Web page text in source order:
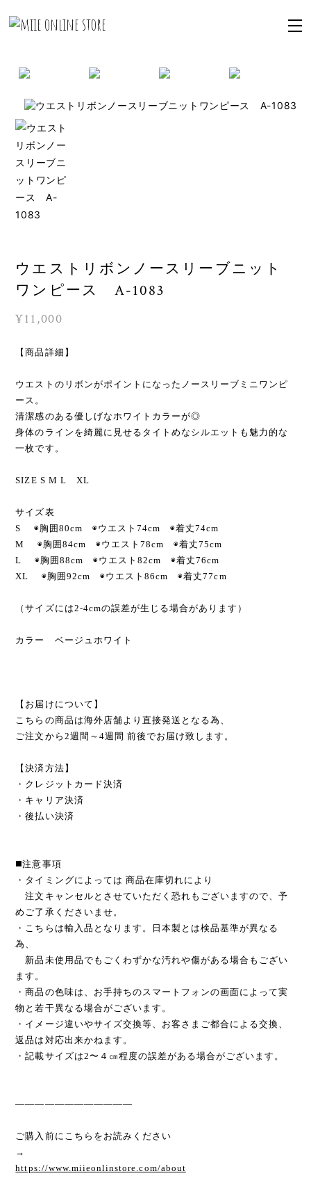
ウエストリボンノースリーブニット
ワンピース A-1083
¥11,000
【商品詳細】
ウエストのリボンがポイントになったノースリーブミニワンピ
ース。
清潔感のある優しげなホワイトカラーが◎
身体のラインを綺麗に見せるタイトめなシルエットも魅力的な
一枚です。
SIZE S M L XL
サイズ表
S ◉胸囲80cm ◉ウエスト74cm ◉着丈74cm
M ◉胸囲84cm ◉ウエスト78cm ◉着丈75cm
L ◉胸囲88cm ◉ウエスト82cm ◉着丈76cm
XL ◉胸囲92cm ◉ウエスト86cm ◉着丈77cm
（サイズには2-4cmの誤差が生じる場合があります）
カラー ベージュホワイト
【お届けについて】
こちらの商品は海外店舗より直接発送となる為、
ご注文から2週間～4週間 前後でお届け致します。
【決済方法】
・クレジットカード決済
・キャリア決済
・後払い決済
◼️注意事項
・タイミングによっては 商品在庫切れにより
注文キャンセルとさせていただく恐れもございますので、予
めご了承くださいませ。
・こちらは輸入品となります。日本製とは検品基準が異なる
為、
新品未使用品でもごくわずかな汚れや傷がある場合もござい
ます。
・商品の色味は、お手持ちのスマートフォンの画面によって実
物と若干異なる場合がございます。
・イメージ違いやサイズ交換等、お客さまご都合による交換、
返品は対応出来かねます。
・記載サイズは2〜４㎝程度の誤差がある場合がございます。
————————————
ご購入前にこちらをお読みください
→
https://www.miieonlinstore.com/about